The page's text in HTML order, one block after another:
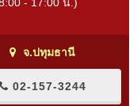
จ.ปทุมธานี
02-157-3244